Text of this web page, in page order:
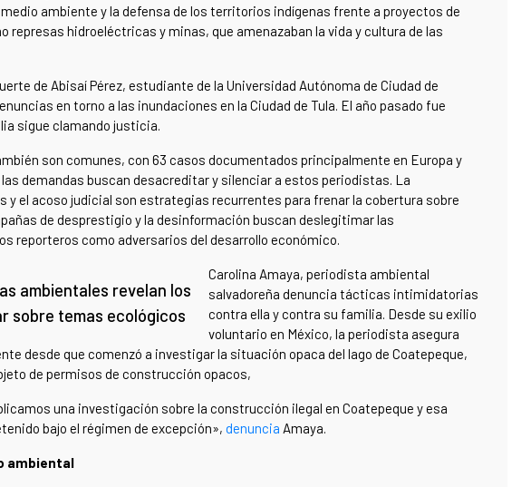
ambiente y la defensa de los territorios indígenas frente a proyectos de
represas hidroeléctricas y minas, que amenazaban la vida y cultura de las
de Abisaí Pérez, estudiante de la Universidad Autónoma de Ciudad de
en torno a las inundaciones en la Ciudad de Tula. El año pasado fue
sigue clamando justicia.
son comunes, con 63 casos documentados principalmente en Europa y
demandas buscan desacreditar y silenciar a estos periodistas. La
y el acoso judicial son estrategias recurrentes para frenar la cobertura sobre
de desprestigio y la desinformación buscan deslegitimar las
reporteros como adversarios del desarrollo económico.
ambientales revelan los
sobre temas ecológicos
Carolina Amaya, periodista ambiental
salvadoreña denuncia tácticas intimidatorias
contra ella y contra su familia. Desde su exilio
voluntario en México, la periodista asegura
desde que comenzó a investigar la situación opaca del lago de Coatepeque,
de permisos de construcción opacos,
una investigación sobre la construcción ilegal en Coatepeque y esa
bajo el régimen de excepción», denuncia Amaya.
ambiental